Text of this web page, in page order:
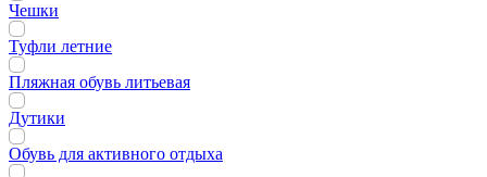
Чешки
Туфли летние
Пляжная обувь литьевая
Дутики
Обувь для активного отдыха